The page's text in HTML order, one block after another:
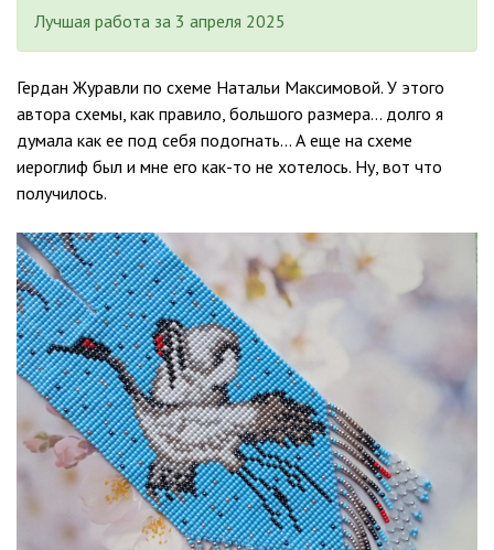
Лучшая работа за 3 апреля 2025
Гердан Журавли по схеме Натальи Максимовой. У этого
автора схемы, как правило, большого размера… долго я
думала как ее под себя подогнать… А еще на схеме
иероглиф был и мне его как-то не хотелось. Ну, вот что
получилось.